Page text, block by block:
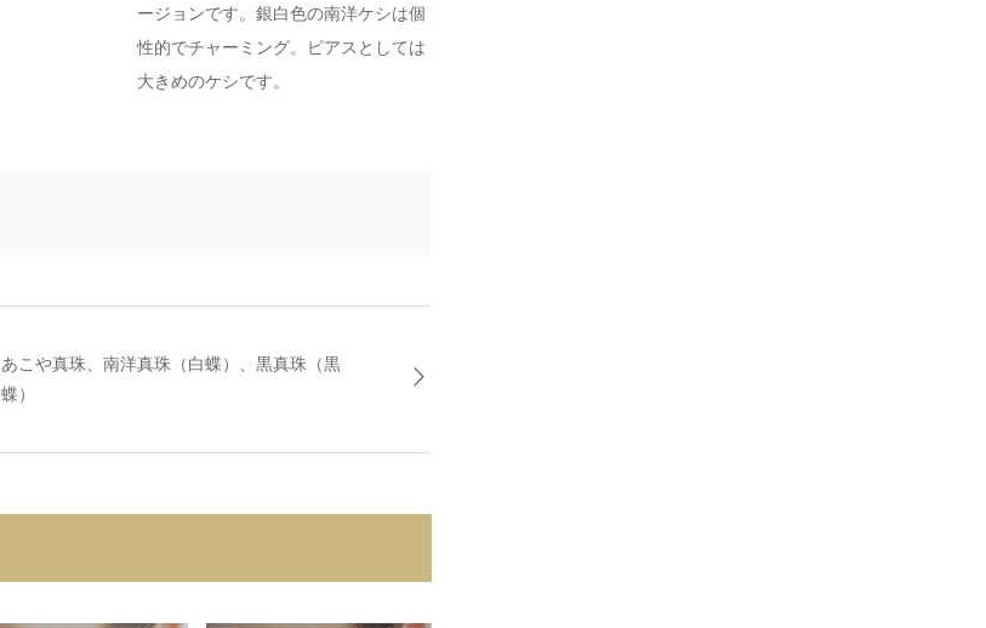
ージョンです。銀白色の南洋ケシは個
性的でチャーミング。ピアスとしては
大きめのケシです。
あこや真珠、南洋真珠（白蝶）、黒真珠（黒
蝶）